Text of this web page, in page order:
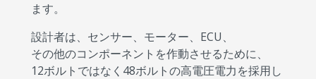
ます。
設計者は、センサー、モーター、ECU、
その他のコンポーネントを作動させるために、
12ボルトではなく48ボルトの高電圧電力を採用し